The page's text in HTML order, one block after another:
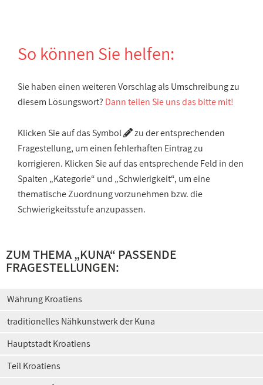
So können Sie helfen:
Sie haben einen weiteren Vorschlag als Umschreibung zu
diesem Lösungswort? Dann teilen Sie uns das bitte mit!
Klicken Sie auf das Symbol
zu der entsprechenden
Fragestellung, um einen fehlerhaften Eintrag zu
korrigieren. Klicken Sie auf das entsprechende Feld in den
Spalten „Kategorie“ und „Schwierigkeit“, um eine
thematische Zuordnung vorzunehmen bzw. die
Schwierigkeitsstufe anzupassen.
ZUM THEMA „KUNA“ PASSENDE
FRAGESTELLUNGEN:
Währung Kroatiens
traditionelles Nähkunstwerk der Kuna
Hauptstadt Kroatiens
Teil Kroatiens